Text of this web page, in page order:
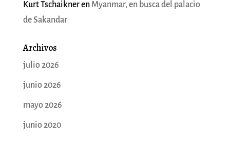
Kurt Tschaikneren Myanmar, en busca del palacio
de Sakandar
Archivos
julio 2026
junio 2026
mayo 2026
junio 2020